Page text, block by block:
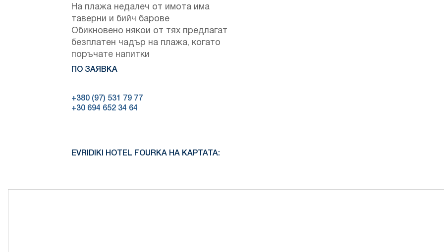
На плажа недалеч от имота има
таверни и бийч барове
Обикновено някои от тях предлагат
безплатен чадър на плажа, когато
поръчате напитки
ПО ЗАЯВКА
+380 (97) 531 79 77
+30 694 652 34 64
EVRIDIKI HOTEL FOURKA НА КАРТАТА: